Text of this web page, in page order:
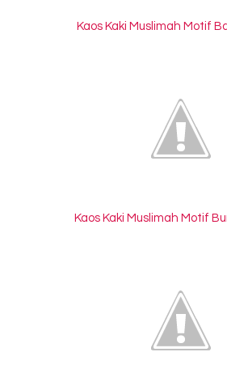
Kaos Kaki Muslimah Motif
Kaos Kaki Muslimah Motif